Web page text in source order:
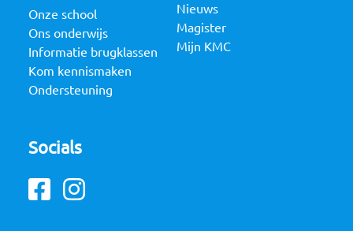
Onze school
Ons onderwijs
Informatie brugklassen
Kom kennismaken
Ondersteuning
Nieuws
Magister
Mijn KMC
Socials
Facebook
Instagram